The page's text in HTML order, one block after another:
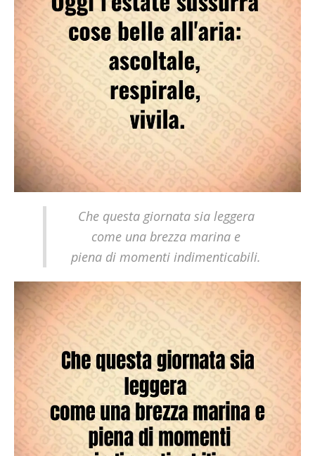
Che questa giornata sia leggera
come una brezza marina e
piena di momenti indimenticabili.